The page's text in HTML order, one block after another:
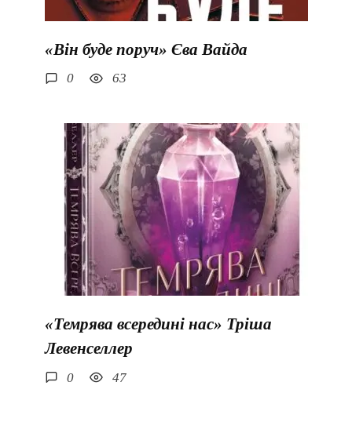
«Він буде поруч» Єва Вайда
0 63
«Темрява всередині нас» Тріша
Левенселлер
0 47